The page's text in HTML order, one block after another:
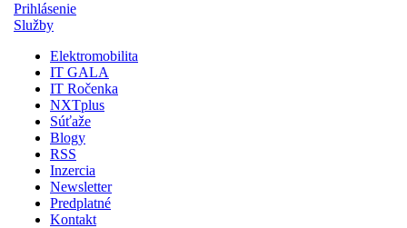
Prihlásenie
Služby
Elektromobilita
IT GALA
IT Ročenka
NXTplus
Súťaže
Blogy
RSS
Inzercia
Newsletter
Predplatné
Kontakt